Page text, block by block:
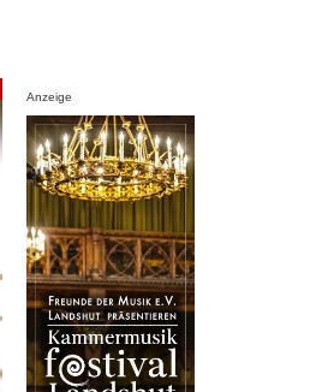
Anzeige